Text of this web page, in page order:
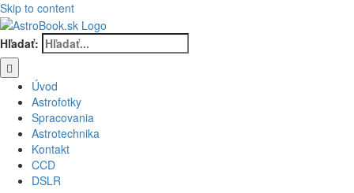
Skip to content
Hľadať:
Úvod
Astrofotky
Spracovania
Astrotechnika
Kontakt
CCD
DSLR